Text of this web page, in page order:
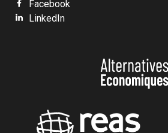
Facebook
LinkedIn